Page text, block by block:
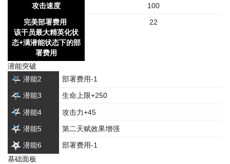
攻击速度 100
完美部署费用
该干员最大精英化状
态+满潜能状态下的部
署费用
22
潜能突破
潜能2
部署费用-1
潜能3 生命上限+250
潜能4 攻击力+45
潜能5 第二天赋效果增强
潜能6
部署费用-1
基础面板